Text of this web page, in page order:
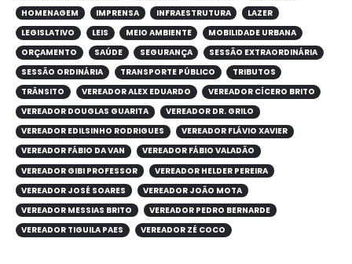
HOMENAGEM
IMPRENSA INFRAESTRUTURA
LAZER
LEGISLATIVO
LEIS MEIO AMBIENTE
MOBILIDADE URBANA
ORÇAMENTO
SAÚDE SEGURANÇA
SESSÃO EXTRAORDINÁRIA
SESSÃO ORDINÁRIA
TRANSPORTE PÚBLICO
TRIBUTOS
TRÂNSITO
VEREADOR ALEX EDUARDO
VEREADOR CÍCERO BRITO
VEREADOR DOUGLAS GUARITA
VEREADOR DR. GRILO
VEREADOR EDILSINHO RODRIGUES
VEREADOR FLÁVIO XAVIER
VEREADOR FÁBIO DA VAN
VEREADOR FÁBIO VALADÃO
VEREADOR GIBI PROFESSOR
VEREADOR HELDER PEREIRA
VEREADOR JOSÉ SOARES
VEREADOR JOÃO MOTA
VEREADOR MESSIAS BRITO
VEREADOR PEDRO BERNARDE
VEREADOR TIGUILA PAES
VEREADOR ZÉ COCO